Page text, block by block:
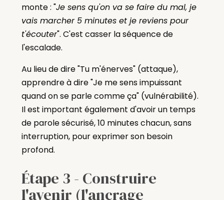
monte : "Je sens qu'on va se faire du mal, je
vais marcher 5 minutes et je reviens pour
t'écouter". C'est casser la séquence de
l'escalade.
Au lieu de dire "Tu m'énerves" (attaque),
apprendre à dire "Je me sens impuissant
quand on se parle comme ça" (vulnérabilité).
Il est important également d'avoir un temps
de parole sécurisé, 10 minutes chacun, sans
interruption, pour exprimer son besoin
profond.
Étape 3 - Construire
l'avenir (l'ancrage